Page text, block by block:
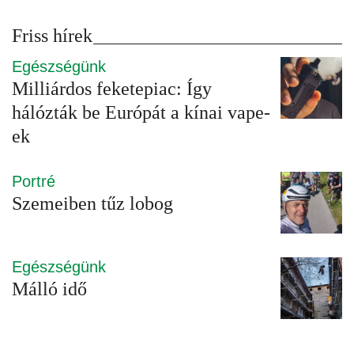
Friss hírek
Egészségünk
Milliárdos feketepiac: Így
hálózták be Európát a kínai vape-
ek
Portré
Szemeiben tűz lobog
Egészségünk
Málló idő